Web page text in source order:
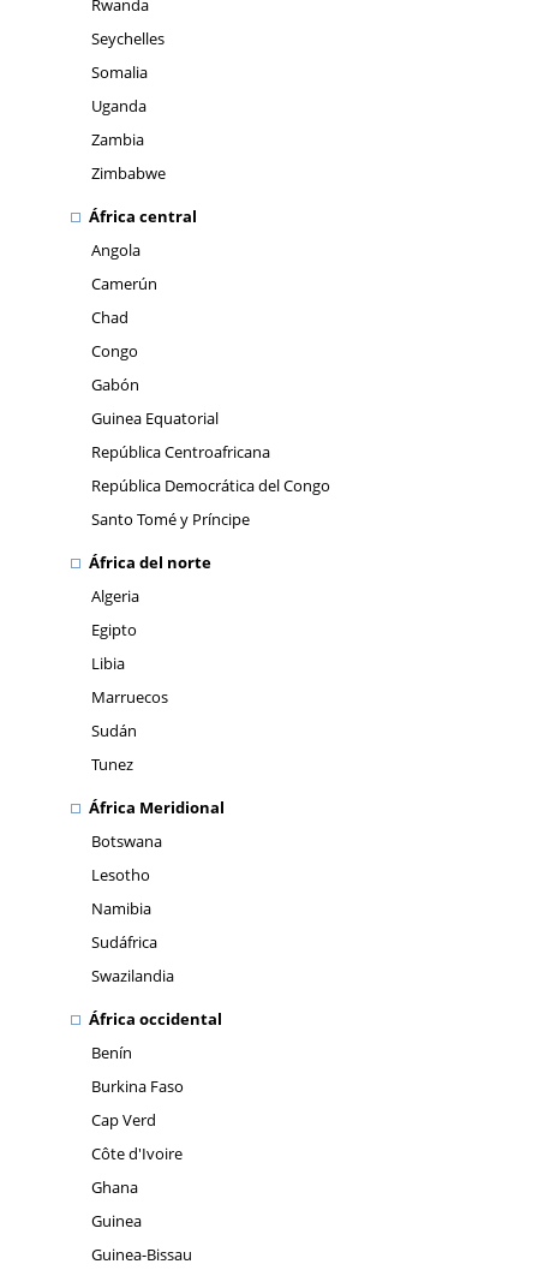
Rwanda
Seychelles
Somalia
Uganda
Zambia
Zimbabwe
África central
Angola
Camerún
Chad
Congo
Gabón
Guinea Equatorial
República Centroafricana
República Democrática del Congo
Santo Tomé y Príncipe
África del norte
Algeria
Egipto
Libia
Marruecos
Sudán
Tunez
África Meridional
Botswana
Lesotho
Namibia
Sudáfrica
Swazilandia
África occidental
Benín
Burkina Faso
Cap Verd
Côte d'Ivoire
Ghana
Guinea
Guinea-Bissau